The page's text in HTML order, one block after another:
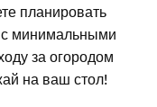
планировать
с минимальными
за огородом
на ваш стол!